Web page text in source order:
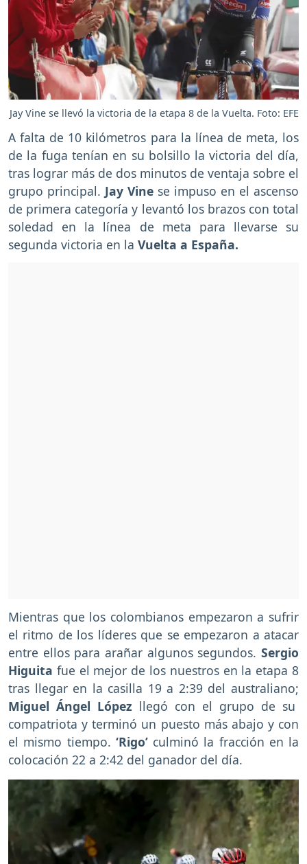
Jay Vine se llevó la victoria de la etapa 8 de la Vuelta. Foto: EFE
A falta de 10 kilómetros para la línea de meta, los
de la fuga tenían en su bolsillo la victoria del día,
tras lograr más de dos minutos de ventaja sobre el
grupo principal. Jay Vine se impuso en el ascenso
de primera categoría y levantó los brazos con total
soledad en la línea de meta para llevarse su
segunda victoria en la Vuelta a España.
Mientras que los colombianos empezaron a sufrir
el ritmo de los líderes que se empezaron a atacar
entre ellos para arañar algunos segundos. Sergio
Higuita fue el mejor de los nuestros en la etapa 8
tras llegar en la casilla 19 a 2:39 del australiano;
Miguel Ángel López llegó con el grupo de su
compatriota y terminó un puesto más abajo y con
el mismo tiempo. ‘Rigo’culminó la fracción en la
colocación 22 a 2:42 del ganador del día.